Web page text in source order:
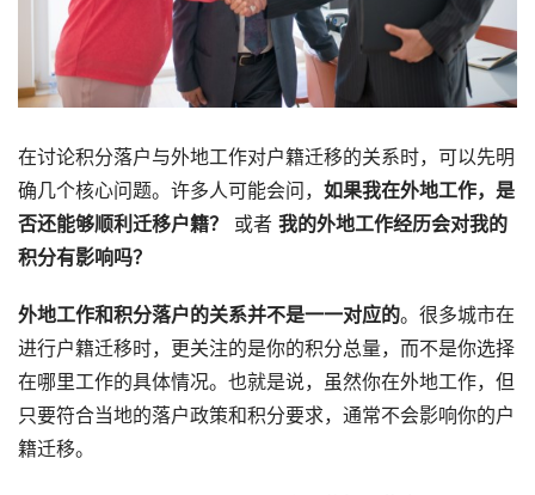
在讨论积分落户与外地工作对户籍迁移的关系时，可以先明
确几个核心问题。许多人可能会问， 如果我在外地工作，是
否还能够顺利迁移户籍？
或者 我的外地工作经历会对我的
积分有影响吗？
外地工作和积分落户的关系并不是一一对应的。很多城市在
进行户籍迁移时，更关注的是你的积分总量，而不是你选择
在哪里工作的具体情况。也就是说，虽然你在外地工作，但
只要符合当地的落户政策和积分要求，通常不会影响你的户
籍迁移。